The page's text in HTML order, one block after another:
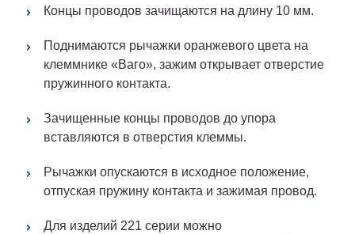
Концы проводов зачищаются на длину 10 мм.
Поднимаются рычажки оранжевого цвета на
клеммнике «Ваго», зажим открывает отверстие
пружинного контакта.
Зачищенные концы проводов до упора
вставляются в отверстия клеммы.
Рычажки опускаются в исходное положение,
отпуская пружину контакта и зажимая провод.
Для изделий 221 серии можно